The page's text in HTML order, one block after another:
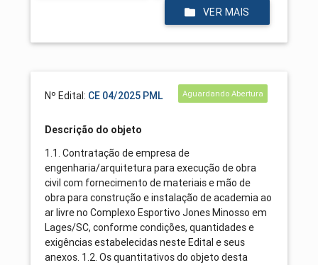
VER MAIS
Nº Edital: CE 04/2025 PML Aguardando Abertura
Descrição do objeto
1.1. Contratação de empresa de
engenharia/arquitetura para execução de obra
civil com fornecimento de materiais e mão de
obra para construção e instalação de academia ao
ar livre no Complexo Esportivo Jones Minosso em
Lages/SC, conforme condições, quantidades e
exigências estabelecidas neste Edital e seus
anexos. 1.2. Os quantitativos do objeto desta